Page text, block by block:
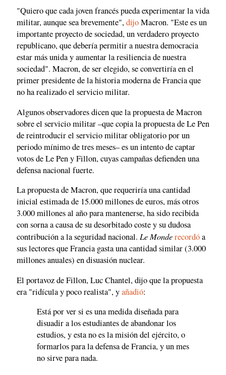
"Quiero que cada joven francés pueda experimentar la vida
militar, aunque sea brevemente",dijoMacron. "Este es un
importante proyecto de sociedad, un verdadero proyecto
republicano, que debería permitir a nuestra democracia
estar más unida y aumentar la resiliencia de nuestra
sociedad". Macron, de ser elegido, se convertiría en el
primer presidente de la historia moderna de Francia que
no ha realizado el servicio militar.
Algunos observadores dicen que la propuesta de Macron
sobre el servicio militar –que copia la propuesta de Le Pen
de reintroducir el servicio militar obligatorio por un
periodo mínimo de tres meses– es un intento de captar
votos de Le Pen y Fillon, cuyas campañas defienden una
defensa nacional fuerte.
La propuesta de Macron, que requeriría una cantidad
inicial estimada de 15.000 millones de euros, más otros
3.000 millones al año para mantenerse, ha sido recibida
con sorna a causa de su desorbitado coste y su dudosa
contribución a la seguridad nacional. Le Monderecordóa
sus lectores que Francia gasta una cantidad similar (3.000
millones anuales) en disuasión nuclear.
El portavoz de Fillon, Luc Chantel, dijo que la propuesta
era "ridícula y poco realista", yañadió:
Está por ver si es una medida diseñada para
disuadir a los estudiantes de abandonar los
estudios, y esta no es la misión del ejército, o
formarlos para la defensa de Francia, y un mes
no sirve para nada.